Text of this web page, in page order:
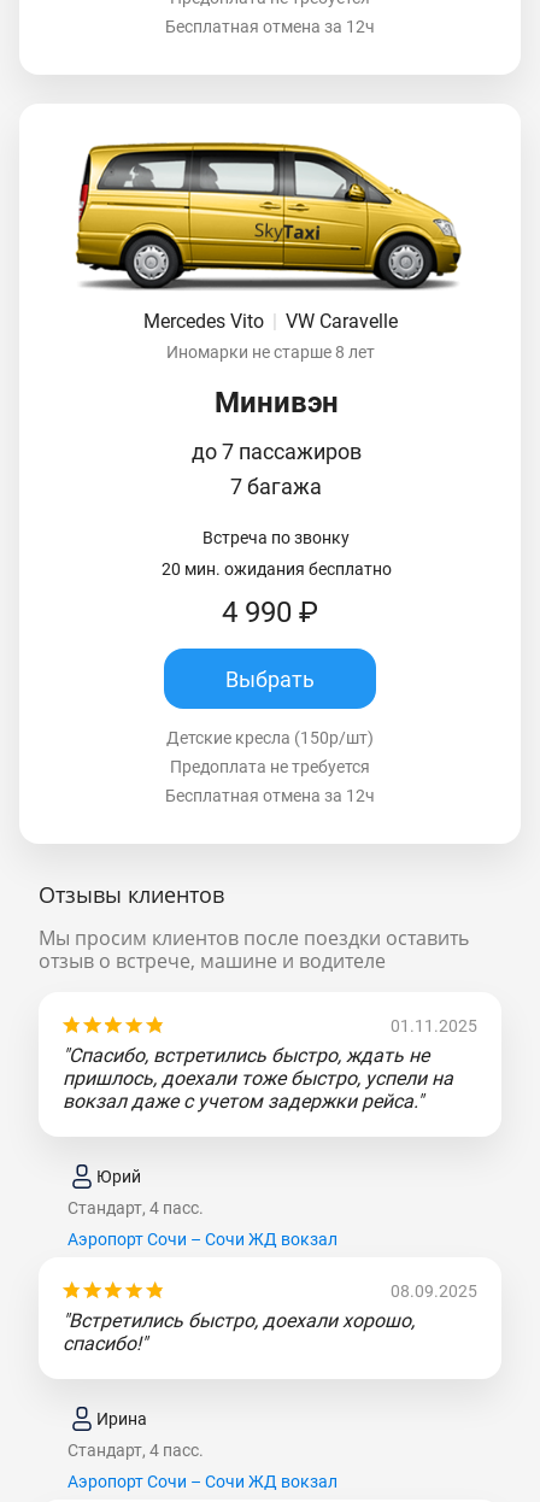
Бесплатная отмена за 12ч
Mercedes Vito VW Caravelle
Иномарки не старше 8 лет
Минивэн
до 7 пассажиров
7 багажа
Встреча по звонку
20 мин. ожидания бесплатно
4 990 ₽
Выбрать
Детские кресла (150р/шт)
Предоплата не требуется
Бесплатная отмена за 12ч
Отзывы клиентов
Мы просим клиентов после поездки оставить
отзыв о встрече, машине и водителе
01.11.2025
"Спасибо, встретились быстро, ждать не
пришлось, доехали тоже быстро, успели на
вокзал даже с учетом задержки рейса."
Юрий
Стандарт, 4 пасс.
Аэропорт Сочи – Сочи ЖД вокзал
08.09.2025
"Встретились быстро, доехали хорошо,
спасибо!"
Ирина
Стандарт, 4 пасс.
Аэропорт Сочи – Сочи ЖД вокзал